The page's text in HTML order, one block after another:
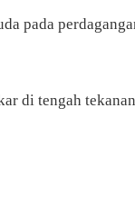
pada
di tengah